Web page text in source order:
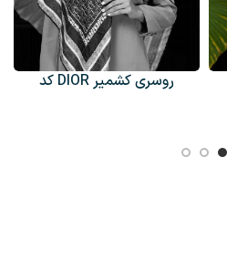
روسری کشمیر DIOR کد